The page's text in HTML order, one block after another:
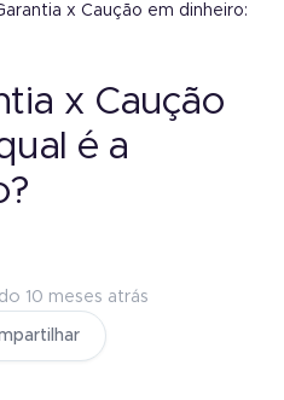
oFiança
oSeguro
Garantia
sem bloquear
Locatícia
Garantia
garantia
x Caução em dinheiro:
x Caução
é a
10 meses atrás